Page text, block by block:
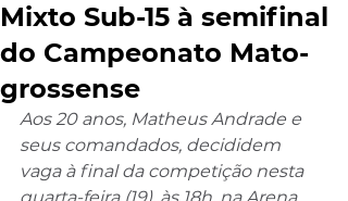
Mixto Sub-15 à semifinal
do Campeonato Mato-
grossense
Aos 20 anos, Matheus Andrade e
seus comandados, decididem
vaga à final da competição nesta